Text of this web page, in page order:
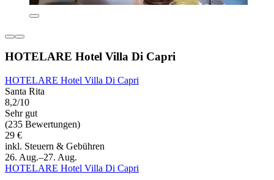
HOTELARE Hotel Villa Di Capri
HOTELARE Hotel Villa Di Capri
Santa Rita
8,2/10
Sehr gut
(235 Bewertungen)
29 €
inkl. Steuern & Gebühren
26. Aug.–27. Aug.
HOTELARE Hotel Villa Di Capri